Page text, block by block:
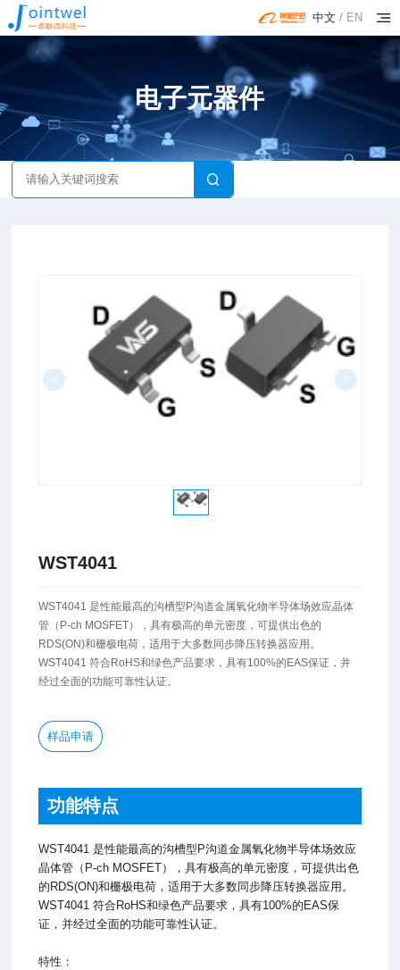
中文 / EN
电子元器件
WST4041
WST4041 是性能最高的沟槽型P沟道金属氧化物半导体场效应晶体
管（P-ch MOSFET），具有极高的单元密度，可提供出色的
RDS(ON)和栅极电荷，适用于大多数同步降压转换器应用。
WST4041 符合RoHS和绿色产品要求，具有100%的EAS保证，并
经过全面的功能可靠性认证。
样品申请
功能特点
WST4041 是性能最高的沟槽型P沟道金属氧化物半导体场效应
晶体管（P-ch MOSFET），具有极高的单元密度，可提供出色
的RDS(ON)和栅极电荷，适用于大多数同步降压转换器应用。
WST4041 符合RoHS和绿色产品要求，具有100%的EAS保
证，并经过全面的功能可靠性认证。
特性：